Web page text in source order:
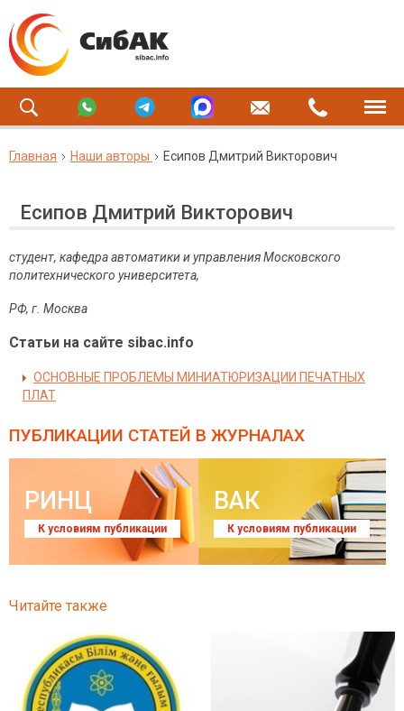
Главная Наши авторы Есипов Дмитрий Викторович
Есипов Дмитрий Викторович
студент, кафедра автоматики и управления Московского
политехнического университета,
РФ, г. Москва
Статьи на сайте sibac.info
ОСНОВНЫЕ ПРОБЛЕМЫ МИНИАТЮРИЗАЦИИ ПЕЧАТНЫХ
ПЛАТ
ПУБЛИКАЦИИ СТАТЕЙ В ЖУРНАЛАХ
РИНЦ
К условиям публикации
ВАК
К условиям публикации
Читайте также